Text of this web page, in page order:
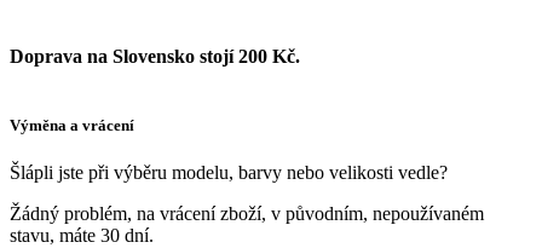
Doprava na Slovensko stojí 200 Kč.
Výměna a vrácení
Šlápli jste při výběru modelu, barvy nebo velikosti vedle?
Žádný problém, na vrácení zboží, v původním, nepoužívaném
stavu, máte 30 dní.